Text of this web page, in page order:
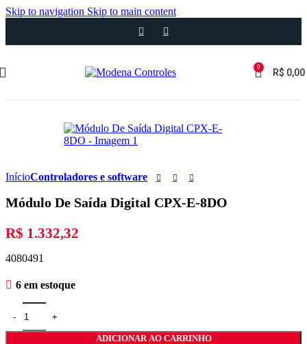
Skip to navigation Skip to main content
0 R$ 0,00
InícioControladores e software
Módulo De Saída Digital CPX-E-8DO
R$ 1.332,32
4080491
6 em estoque
ADICIONAR AO CARRINHO